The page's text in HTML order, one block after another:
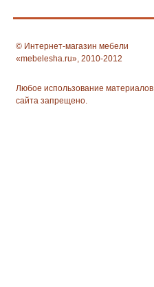
© Интернет-магазин мебели
«mebelesha.ru», 2010-2012
Любое использование материалов
сайта запрещено.